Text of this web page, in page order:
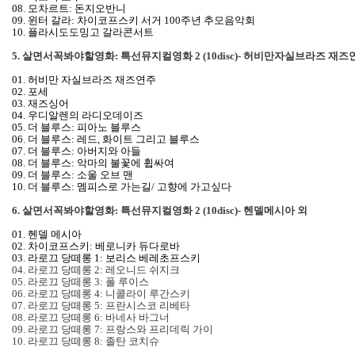
08. 모차르트: 돈지오반니
09. 윈터 갈라: 차이코프스키 서거 100주년 추모음악회
10. 플라시도도밍고 갈라콘서트
5. 살면서꼭봐야할영화: 특선뮤지컬영화 2 (10disc)- 허비만자실브라즈 재즈
01. 허비만 자실브라즈 재즈연주
02. 포세
03. 재즈싱어
04. 우디알렌의 라디오데이즈
05. 더 블루스: 피아노 블루스
06. 더 블루스: 레드, 화이트 그리고 블루스
07. 더 블루스: 아버지와 아들
08. 더 블루스: 악마의 불꽃에 휩싸여
09. 더 블루스: 소울 오브 맨
10. 더 블루스: 멤피스로 가는길/ 고향에 가고싶다
6. 살면서꼭봐야할영화: 특선뮤지컬영화 2 (10disc)- 헨델메시아 외
01. 헨델 메시아
02. 차이코프스키: 베로니카 듀다로바
03. 라로끄 당떼롱 1: 보리스 베레초프스키
04. 라로끄 당떼롱 2: 레오니드 쉬지크
05. 라로끄 당떼롱 3: 폴 루이스
06. 라로끄 당떼롱 4: 니콜라이 루간스키
07. 라로끄 당떼롱 5: 프란시스코 리베타
08. 라로끄 당떼롱 6: 바네사 바그너
09. 라로끄 당떼롱 7: 프랑스와 프리데릭 가이
10. 라로끄 당떼롱 8: 졸탄 코치슈